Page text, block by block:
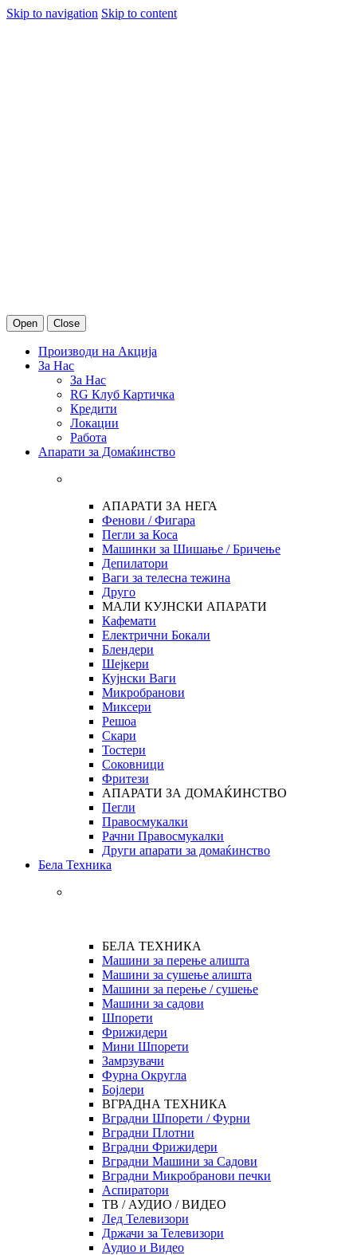
Skip to navigation Skip to content
Open Close
Производи на Акција
За Нас
За Нас
RG Клуб Картичка
Кредити
Локации
Работа
Апарати за Домаќинство
АПАРАТИ ЗА НЕГА
Фенови / Фигара
Пегли за Коса
Машинки за Шишање / Бричење
Депилатори
Ваги за телесна тежина
Друго
МАЛИ КУЈНСКИ АПАРАТИ
Кафемати
Електрични Бокали
Блендери
Шејкери
Кујнски Ваги
Микробранови
Миксери
Решоа
Скари
Тостери
Соковници
Фритези
АПАРАТИ ЗА ДОМАЌИНСТВО
Пегли
Правосмукалки
Рачни Правосмукалки
Други апарати за домаќинство
Бела Техника
БЕЛА ТЕХНИКА
Машини за перење алишта
Машини за сушење алишта
Машини за перење / сушење
Машини за садови
Шпорети
Фрижидери
Мини Шпорети
Замрзувачи
Фурна Округла
Бојлери
ВГРАДНА ТЕХНИКА
Вградни Шпорети / Фурни
Вградни Плотни
Вградни Фрижидери
Вградни Машини за Садови
Вградни Микробранови печки
Аспиратори
ТВ / АУДИО / ВИДЕО
Лед Телевизори
Држачи за Телевизори
Аудио и Видео